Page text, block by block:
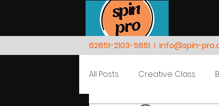
62851-2103-5851 I info@spin-
All Posts Creative Class